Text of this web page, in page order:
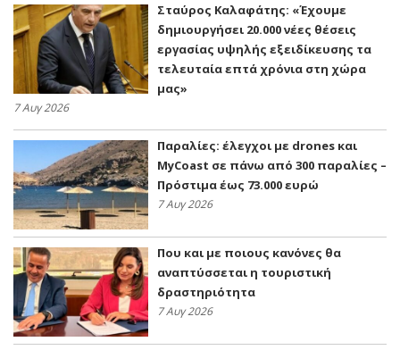
Σταύρος Καλαφάτης: «Έχουμε
δημιουργήσει 20.000 νέες θέσεις
εργασίας υψηλής εξειδίκευσης τα
τελευταία επτά χρόνια στη χώρα
μας»
7 Αυγ 2026
Παραλίες: έλεγχοι με drones και
MyCoast σε πάνω από 300 παραλίες –
Πρόστιμα έως 73.000 ευρώ
7 Αυγ 2026
Που και με ποιους κανόνες θα
αναπτύσσεται η τουριστική
δραστηριότητα
7 Αυγ 2026